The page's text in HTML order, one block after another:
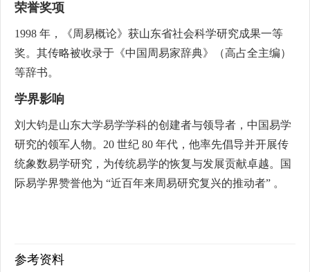
荣誉奖项
1998 年，《周易概论》获山东省社会科学研究成果一等
奖。其传略被收录于《中国周易家辞典》（高占全主编）
等辞书。
学界影响
刘大钧是山东大学易学学科的创建者与领导者，中国易学
研究的领军人物。20 世纪 80 年代，他率先倡导并开展传
统象数易学研究，为传统易学的恢复与发展贡献卓越。国
际易学界赞誉他为 “近百年来周易研究复兴的推动者” 。
参考资料